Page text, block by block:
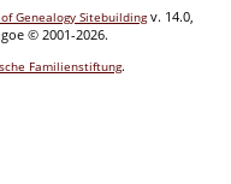
Genealogy Sitebuildingv. 14.0,
© 2001-2026.
Familienstiftung.